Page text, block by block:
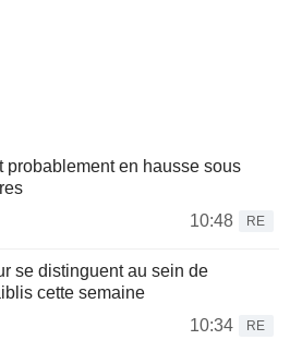
probablement en hausse sous
10:48
RE
se distinguent au sein de
cette semaine
10:34
RE